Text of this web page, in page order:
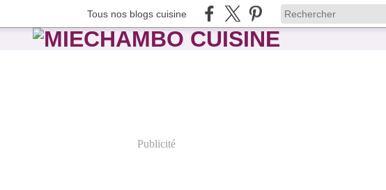
Tous nos blogs cuisine
Publicité